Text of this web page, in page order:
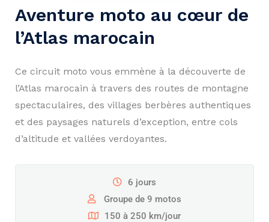
Aventure moto au cœur de
l’Atlas marocain
Ce circuit moto vous emmène à la découverte de
l’Atlas marocain à travers des routes de montagne
spectaculaires, des villages berbères authentiques
et des paysages naturels d’exception, entre cols
d’altitude et vallées verdoyantes.
6 jours
Groupe de 9 motos
150 à 250 km/jour